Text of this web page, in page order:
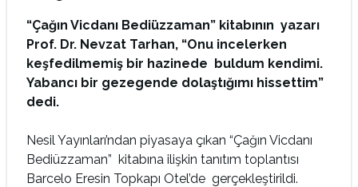
“Çağın Vicdanı Bediüzzaman” kitabının yazarı
Prof. Dr. Nevzat Tarhan, “Onu incelerken
keşfedilmemiş bir hazinede buldum kendimi.
Yabancı bir gezegende dolaştığımı hissettim”
dedi.
Nesil Yayınları’ndan piyasaya çıkan “Çağın Vicdanı
Bediüzzaman” kitabına ilişkin tanıtım toplantısı
Barcelo Eresin Topkapı Otel’de gerçekleştirildi.